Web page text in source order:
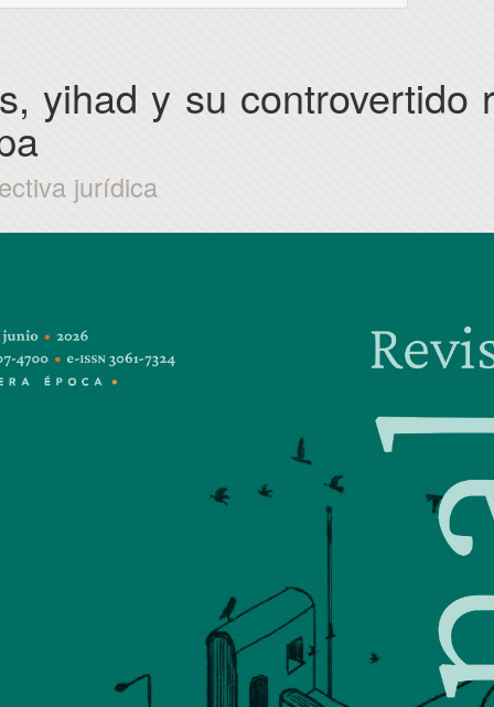
yihad y su controvertido
jurídica